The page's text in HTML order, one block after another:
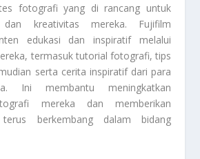
fotografi yang di rancang untuk
kreativitas mereka. Fujifilm
edukasi dan inspiratif melalui
termasuk tutorial fotografi, tips
serta cerita inspiratif dari para
Ini membantu meningkatkan
mereka dan memberikan
berkembang dalam bidang